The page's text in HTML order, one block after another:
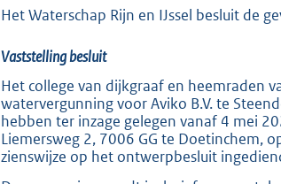
Het Waterschap Rijn en IJssel besluit de
Vaststelling besluit
Het college van dijkgraaf en heemraden
watervergunning voor Aviko B.V. te
hebben ter inzage gelegen vanaf 4 mei
Liemersweg 2, 7006 GG te Doetinchem,
zienswijze op het ontwerpbesluit